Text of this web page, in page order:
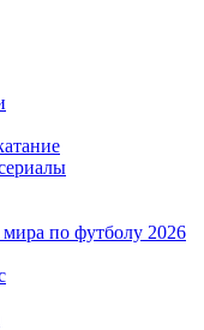
по футболу 2026